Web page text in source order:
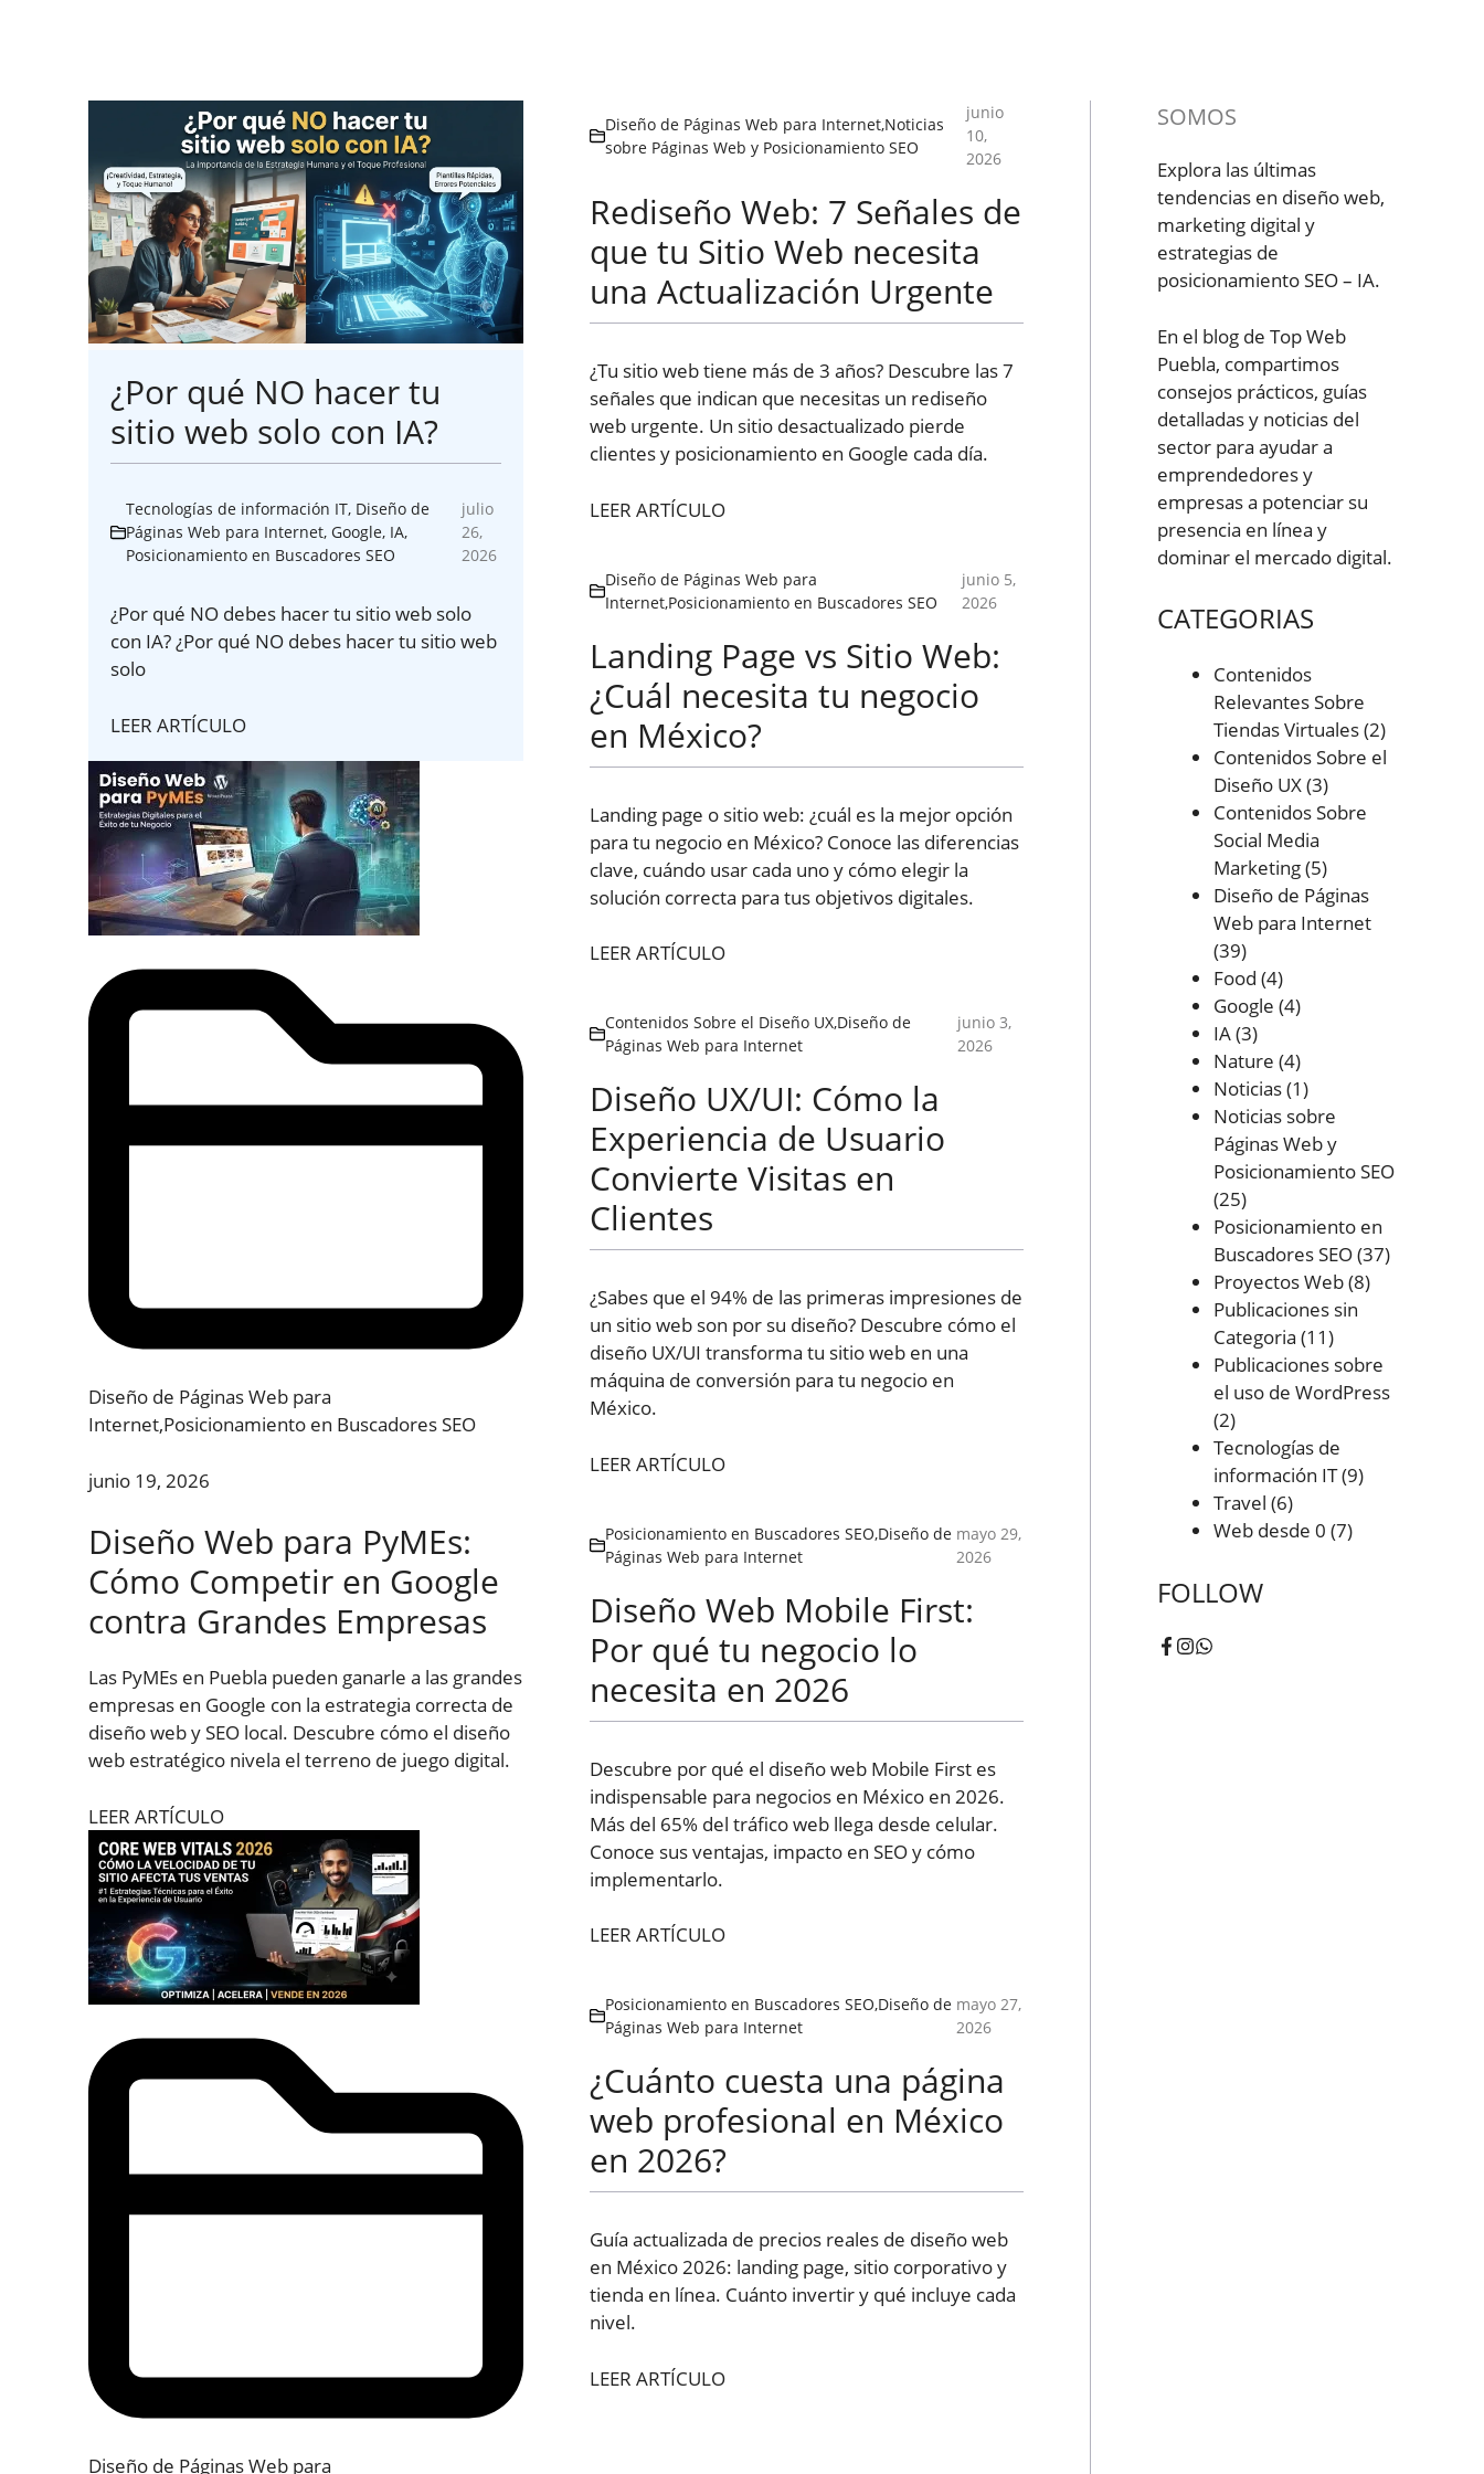
¿Por qué NO hacer tu
sitio web solo con IA?
Tecnologías de información IT, Diseño de
Páginas Web para Internet, Google, IA,
Posicionamiento en Buscadores SEO
julio
26,
2026
¿Por qué NO debes hacer tu sitio web solo
con IA? ¿Por qué NO debes hacer tu sitio web
solo
LEER ARTÍCULO
Diseño de Páginas Web para
Internet,Posicionamiento en Buscadores SEO
junio 19, 2026
Diseño Web para PyMEs:
Cómo Competir en Google
contra Grandes Empresas
Las PyMEs en Puebla pueden ganarle a las grandes
empresas en Google con la estrategia correcta de
diseño web y SEO local. Descubre cómo el diseño
web estratégico nivela el terreno de juego digital.
LEER ARTÍCULO
Diseño de Páginas Web para
Diseño de Páginas Web para Internet,Noticias
sobre Páginas Web y Posicionamiento SEO
junio
10,
2026
Rediseño Web: 7 Señales de
que tu Sitio Web necesita
una Actualización Urgente
¿Tu sitio web tiene más de 3 años? Descubre las 7
señales que indican que necesitas un rediseño
web urgente. Un sitio desactualizado pierde
clientes y posicionamiento en Google cada día.
LEER ARTÍCULO
Diseño de Páginas Web para
Internet,Posicionamiento en Buscadores SEO
junio 5,
2026
Landing Page vs Sitio Web:
¿Cuál necesita tu negocio
en México?
Landing page o sitio web: ¿cuál es la mejor opción
para tu negocio en México? Conoce las diferencias
clave, cuándo usar cada uno y cómo elegir la
solución correcta para tus objetivos digitales.
LEER ARTÍCULO
Contenidos Sobre el Diseño UX,Diseño de
Páginas Web para Internet
junio 3,
2026
Diseño UX/UI: Cómo la
Experiencia de Usuario
Convierte Visitas en
Clientes
¿Sabes que el 94% de las primeras impresiones de
un sitio web son por su diseño? Descubre cómo el
diseño UX/UI transforma tu sitio web en una
máquina de conversión para tu negocio en
México.
LEER ARTÍCULO
Posicionamiento en Buscadores SEO,Diseño de
Páginas Web para Internet
mayo 29,
2026
Diseño Web Mobile First:
Por qué tu negocio lo
necesita en 2026
Descubre por qué el diseño web Mobile First es
indispensable para negocios en México en 2026.
Más del 65% del tráfico web llega desde celular.
Conoce sus ventajas, impacto en SEO y cómo
implementarlo.
LEER ARTÍCULO
Posicionamiento en Buscadores SEO,Diseño de
Páginas Web para Internet
mayo 27,
2026
¿Cuánto cuesta una página
web profesional en México
en 2026?
Guía actualizada de precios reales de diseño web
en México 2026: landing page, sitio corporativo y
tienda en línea. Cuánto invertir y qué incluye cada
nivel.
LEER ARTÍCULO
SOMOS
Explora las últimas
tendencias en diseño web,
marketing digital y
estrategias de
posicionamiento SEO – IA.
En el blog de Top Web
Puebla, compartimos
consejos prácticos, guías
detalladas y noticias del
sector para ayudar a
emprendedores y
empresas a potenciar su
presencia en línea y
dominar el mercado digital.
CATEGORIAS
Contenidos
Relevantes Sobre
Tiendas Virtuales(2)
Contenidos Sobre el
Diseño UX(3)
Contenidos Sobre
Social Media
Marketing(5)
Diseño de Páginas
Web para Internet
(39)
Food (4)
Google (4)
IA(3)
Nature (4)
Noticias(1)
Noticias sobre
Páginas Web y
Posicionamiento SEO
(25)
Posicionamiento en
Buscadores SEO(37)
Proyectos Web(8)
Publicaciones sin
Categoria (11)
Publicaciones sobre
el uso de WordPress
(2)
Tecnologías de
información IT(9)
Travel (6)
Web desde 0 (7)
FOLLOW